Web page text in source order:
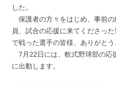
した。
保護者の方々をはじめ、事前
員、試合の応援に来てくださっ
で戦った選手の皆様、ありがとう
7月22日には、軟式野球部の応
に出動します。